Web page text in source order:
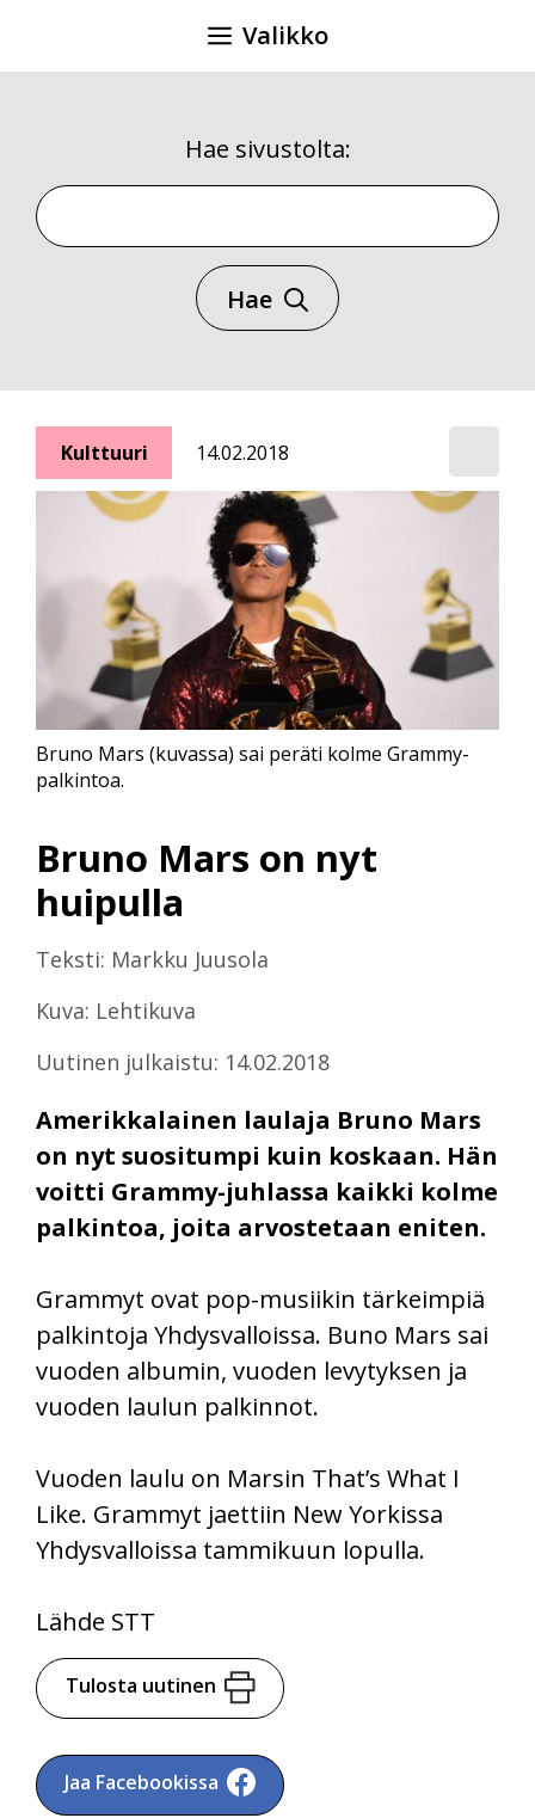
Valikko
Hae sivustolta:
Hae sivustolta
Hae
Kulttuuri 14.02.2018
Bruno Mars on nyt
huipulla
Teksti: Markku Juusola
Kuva: Lehtikuva
Uutinen julkaistu: 14.02.2018
Amerikkalainen laulaja Bruno Mars
on nyt suositumpi kuin koskaan. Hän
voitti Grammy-juhlassa kaikki kolme
palkintoa, joita arvostetaan eniten.
Bruno Mars (kuvassa) sai peräti kolme Grammy-
palkintoa.
Grammyt ovat pop-musiikin tärkeimpiä
palkintoja Yhdysvalloissa. Buno Mars sai
vuoden albumin, vuoden levytyksen ja
vuoden laulun palkinnot.
Vuoden laulu on Marsin That’s What I
Like. Grammyt jaettiin New Yorkissa
Yhdysvalloissa tammikuun lopulla.
Lähde STT
Tulosta uutinen
Jaa Facebookissa